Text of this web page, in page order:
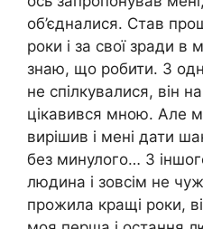
об’єдналися. Став
роки і за свої зради в
знаю, що робити. З
не спілкувалися, він
цікавився мною. Але
вирішив і мені дати
без минулого… З
людина і зовсім не
прожила кращі роки,